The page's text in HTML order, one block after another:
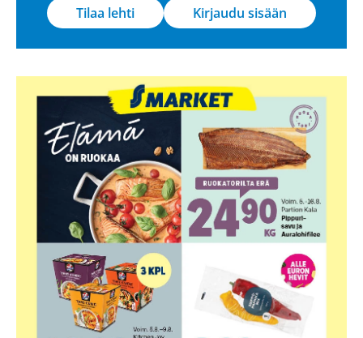
Tilaa lehti Kirjaudu sisään